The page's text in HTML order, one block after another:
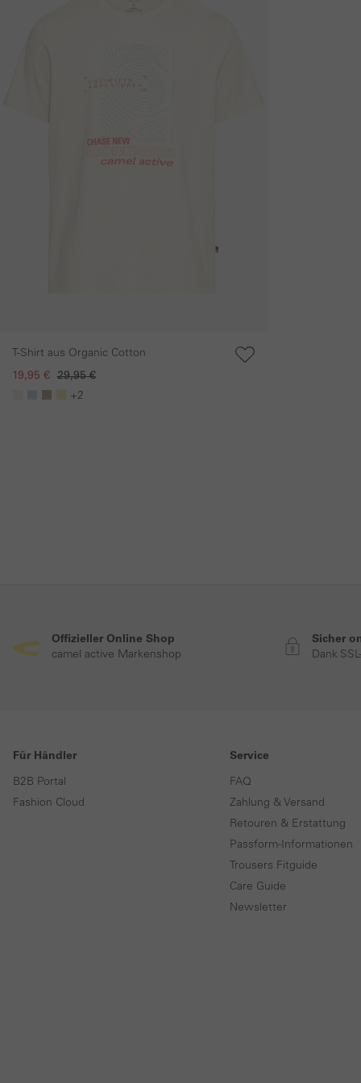
T-Shirt aus Organic Cotton
19,95 €
29,95 €
+2
Offizieller Online Shop
camel active Markenshop
Sicher
Dank
Für Händler
B2B Portal
Fashion Cloud
Service
FAQ
Zahlung & Versand
Retouren & Erstattung
Passform-Informationen
Trousers Fitguide
Care Guide
Newsletter